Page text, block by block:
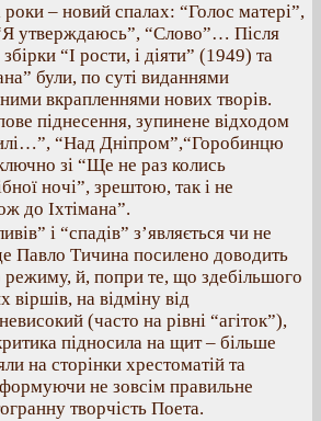
– новий спалах: “Голос матері”,
утверждаюсь”, “Слово”… Після
“І рости, і діяти” (1949) та
були, по суті виданнями
вкрапленнями нових творів.
піднесення, зупинене відходом
“Над Дніпром”,“Горобинцю
зі “Ще не раз колись
ночі”, зрештою, так і не
до Іхтімана”.
і “спадів” з’являється чи не
Павло Тичина посилено доводить
режиму, й, попри те, що здебільшого
віршів, на відміну від
(часто на рівні “агіток”),
підносила на щит – більше
на сторінки хрестоматій та
не зовсім правильне
творчість Поета.